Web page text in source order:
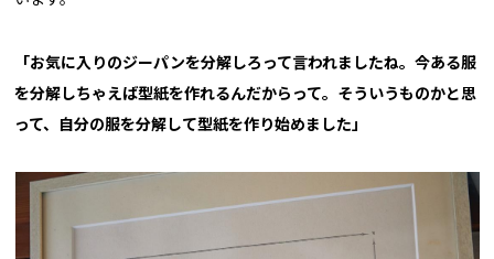
「お気に入りのジーパンを分解しろって言われましたね。今ある服
を分解しちゃえば型紙を作れるんだからって。そういうものかと思
って、自分の服を分解して型紙を作り始めました」